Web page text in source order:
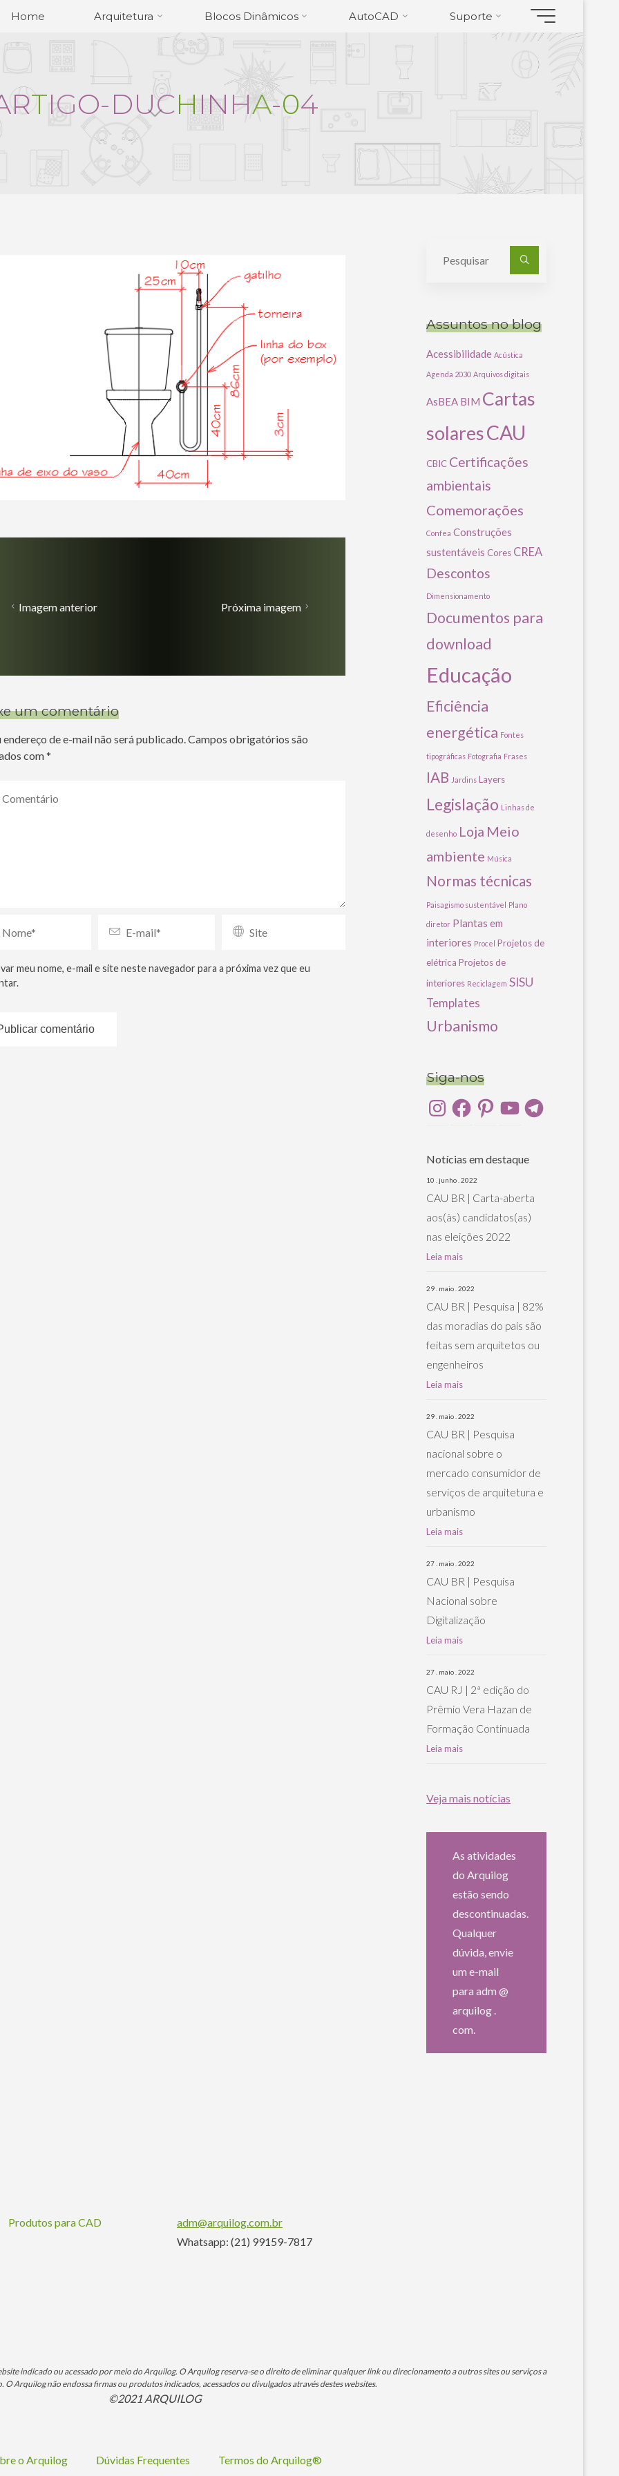
Home Arquitetura Blocos Dinâmicos AutoCAD Suporte
RTIGO-DUCH IN HA-04
Imagem anterior Próxima imagem
um comentário
endereço de e-mail não será publicado. Campos obrigatórios são
com*
meu nome, e-mail e site neste navegador para a próxima vez que eu
Assuntos no blog
Acessibilidade Acústica
Agenda 2030 Arquivos digitais
AsBEA BIM Cartas
solaresCAU
CBIC Certificações
ambientais
Comemorações
Confea Construções
sustentáveis Cores CREA
Descontos
Dimensionamento
Documentos para
download
Educação
Eficiência
energética Fontes
tipográficas Fotografia Frases
IAB Jardins Layers
Legislação Linhas de
desenho Loja Meio
ambiente Música
Normas técnicas
Paisagismo sustentável Plano
diretor Plantas em
interiores Procel Projetos de
elétrica Projetos de
interiores Reciclagem SISU
Templates
Urbanismo
Siga-nos
InstagramFacebookPinterestYouTubeTelegram
Notícias em destaque
10 . junho . 2022
CAU BR | Carta-aberta
aos(às) candidatos(as)
nas eleições 2022
Leia mais
29 . maio . 2022
CAU BR | Pesquisa | 82%
das moradias do país são
feitas sem arquitetos ou
engenheiros
Leia mais
29 . maio . 2022
CAU BR | Pesquisa
nacional sobre o
mercado consumidor de
serviços de arquitetura e
urbanismo
Leia mais
27 . maio . 2022
CAU BR | Pesquisa
Nacional sobre
Digitalização
Leia mais
27 . maio . 2022
CAU RJ | 2ª edição do
Prêmio Vera Hazan de
Formação Continuada
Leia mais
Veja mais notícias
As atividades
do Arquilog
estão sendo
descontinuadas.
Qualquer
dúvida, envie
um e-mail
para adm @
arquilog .
com.
Produtos para CAD
adm@arquilog.com.br
Whatsapp: (21) 99159-7817
indicado ou acessado por meio do Arquilog. O Arquilog reserva-se o direito de eliminar qualquer link ou direcionamento a outros sites ou serviços a
O Arquilog não endossa firmas ou produtos indicados, acessados ou divulgados através destes websites.
©2021 ARQUILOG
o Arquilog Dúvidas Frequentes Termos do Arquilog®